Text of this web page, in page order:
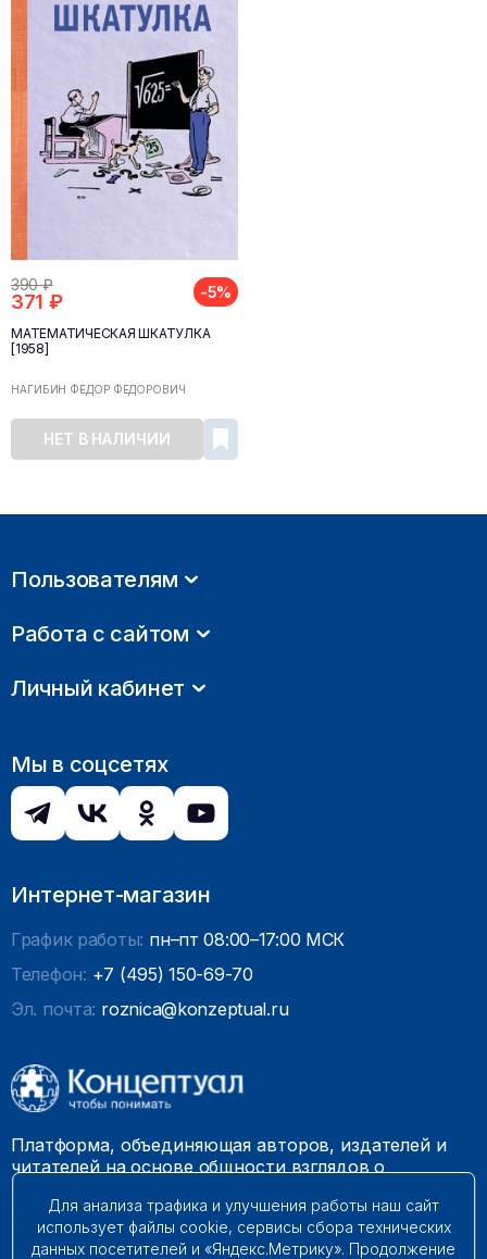
390 ₽
371 ₽ -5%
МАТЕМАТИЧЕСКАЯ ШКАТУЛКА
[1958]
НАГИБИН ФЁДОР ФЁДОРОВИЧ
НЕТ В НАЛИЧИИ
Пользователям
Работа с сайтом
Личный кабинет
Мы в соцсетях
Интернет-магазин
График работы: пн–пт 08:00–17:00 МСК
Телефон: +7 (495) 150-69-70
Эл. почта: roznica@konzeptual.ru
Платформа, объединяющая авторов, издателей и
читателей на основе общности взглядов о
гармоничного мироустройства. Наши книги можно
встретить на многих книготорговых площадках
России.
Для анализа трафика и улучшения работы наш сайт
использует файлы cookie, сервисы сбора технических
данных посетителей и «Яндекс.Метрику». Продолжение